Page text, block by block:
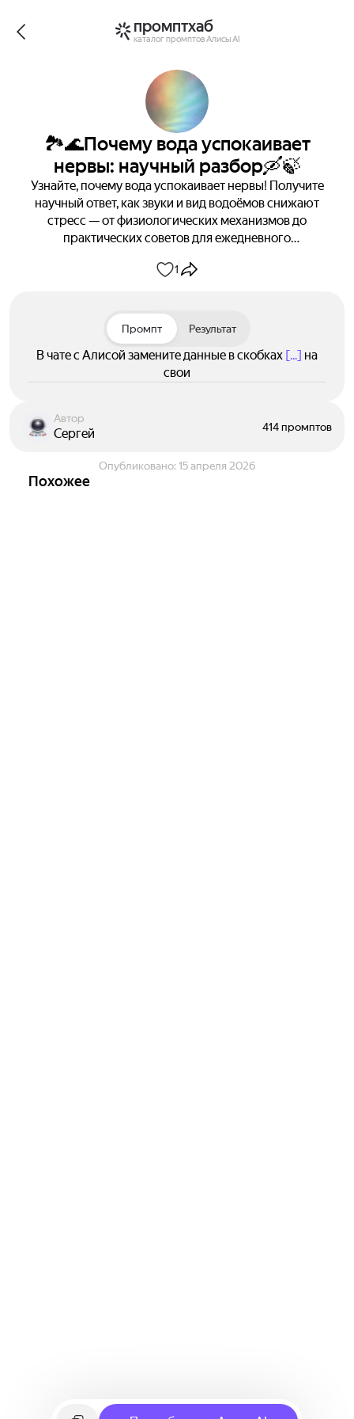
промптхаб
каталог промптов Алисы AI
🏞️🌊Почему вода успокаивает
нервы: научный разбор🛶🍃
Узнайте, почему вода успокаивает нервы! Получите
научный ответ, как звуки и вид водоёмов снижают
стресс — от физиологических механизмов до
практических советов для ежедневного
действуют на вас так успокаивающе.
1
Промпт Результат
В чате с Алисой замените данные в скобках [...] на
свои
Автор
Сергей 414 промптов
Опубликовано: 15 апреля 2026
Похожее